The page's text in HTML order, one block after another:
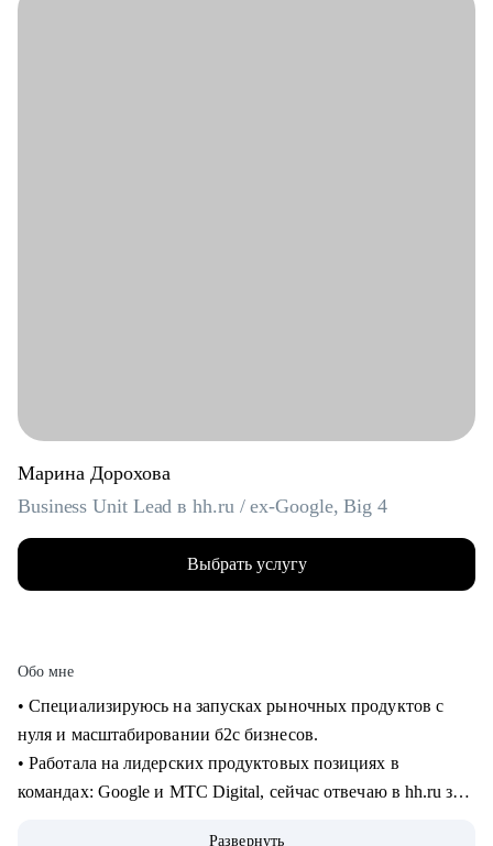
Марина Дорохова
Business Unit Lead в hh.ru / ex-Google, Big 4
Выбрать услугу
Обо мне
• Специализируюсь на запусках рыночных продуктов с
нуля и масштабировании б2с бизнесов.
• Работала на лидерских продуктовых позициях в
командах: Google и МТС Digital, сейчас отвечаю в hh.ru за
Развернуть